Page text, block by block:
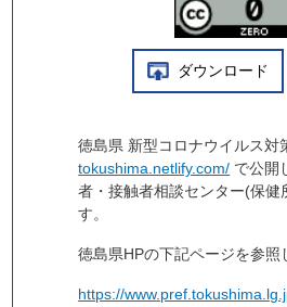
ダウンロード
徳島県 新型コロナウイルス対
tokushima.netlify.com/ で公開
者・接触者相談センター(保健
す。
徳島県HPの下記ページを参照
https://